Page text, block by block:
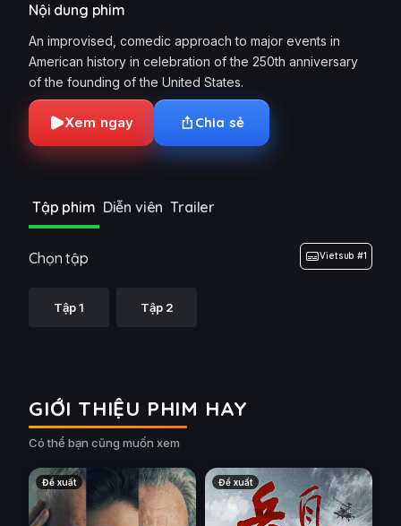
Nội dung phim
An improvised, comedic approach to major events in
American history in celebration of the 250th anniversary
of the founding of the United States.
Xem ngay Chia sẻ
Tập phim Diễn viên Trailer
Chọn tập Vietsub #1
Tập 1 Tập 2
GIỚI THIỆU PHIM HAY
Có thể bạn cũng muốn xem
Đề xuất Đề xuất